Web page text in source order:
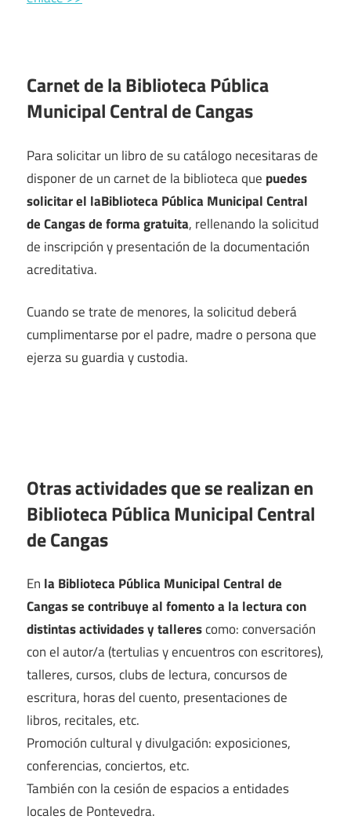
Carnet de la Biblioteca Pública
Municipal Central de Cangas
Para solicitar un libro de su catálogo necesitaras de
disponer de un carnet de la biblioteca que puedes
solicitar el laBiblioteca Pública Municipal Central
de Cangas de forma gratuita, rellenando la solicitud
de inscripción y presentación de la documentación
acreditativa.
Cuando se trate de menores, la solicitud deberá
cumplimentarse por el padre, madre o persona que
ejerza su guardia y custodia.
Otras actividades que se realizan en
Biblioteca Pública Municipal Central
de Cangas
En la Biblioteca Pública Municipal Central de
Cangas se contribuye al fomento a la lectura con
distintas actividades y tallerescomo: conversación
con el autor/a (tertulias y encuentros con escritores),
talleres, cursos, clubs de lectura, concursos de
escritura, horas del cuento, presentaciones de
libros, recitales, etc.
Promoción cultural y divulgación: exposiciones,
conferencias, conciertos, etc.
También con la cesión de espacios a entidades
locales de Pontevedra.